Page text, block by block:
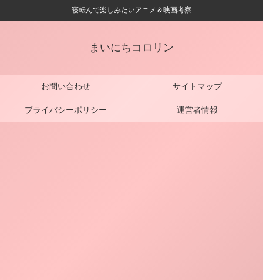
寝転んで楽しみたいアニメ＆映画考察
まいにちコロリン
お問い合わせ サイトマップ
プライバシーポリシー 運営者情報